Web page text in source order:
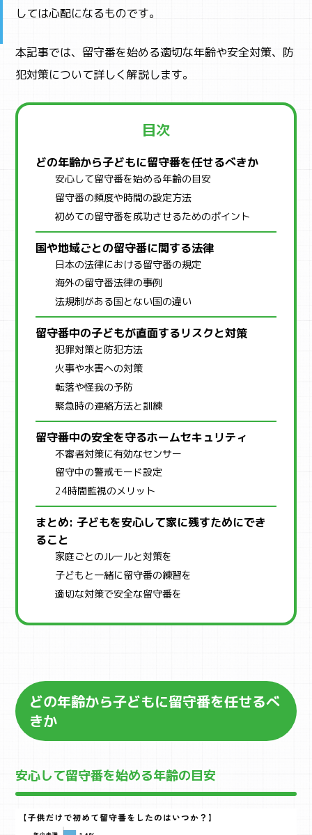
しては心配になるものです。
本記事では、留守番を始める適切な年齢や安全対策、防
犯対策について詳しく解説します。
目次
どの年齢から子どもに留守番を任せるべきか
安心して留守番を始める年齢の目安
留守番の頻度や時間の設定方法
初めての留守番を成功させるためのポイント
国や地域ごとの留守番に関する法律
日本の法律における留守番の規定
海外の留守番法律の事例
法規制がある国とない国の違い
留守番中の子どもが直面するリスクと対策
犯罪対策と防犯方法
火事や水害への対策
転落や怪我の予防
緊急時の連絡方法と訓練
留守番中の安全を守るホームセキュリティ
不審者対策に有効なセンサー
留守中の警戒モード設定
24時間監視のメリット
まとめ: 子どもを安心して家に残すためにでき
ること
家庭ごとのルールと対策を
子どもと一緒に留守番の練習を
適切な対策で安全な留守番を
どの年齢から子どもに留守番を任せるべ
きか
安心して留守番を始める年齢の目安